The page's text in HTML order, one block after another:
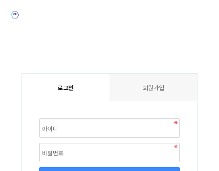
로그인 회원가입